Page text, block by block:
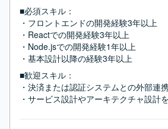
■必須スキル：
・フロントエンドの開発経験3年以上
・Reactでの開発経験3年以上
・Node.jsでの開発経験1年以上
・基本設計以降の経験3年以上
■歓迎スキル：
・決済または認証システムとの外部連
・サービス設計やアーキテクチャ設計